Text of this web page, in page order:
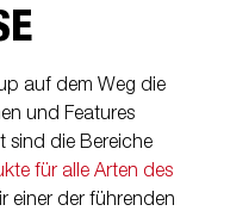
auf dem Weg die
und Features
sind die Bereiche
für alle Arten des
einer der führenden